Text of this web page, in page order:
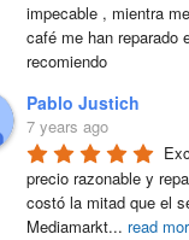
impecable , mientra
café me han reparado
recomiendo
Pablo Justich
7 years ago
precio razonable y
costó la mitad que el
Mediamarkt... read